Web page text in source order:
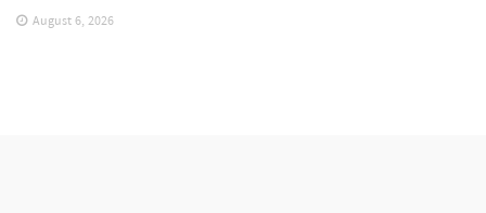
August 6, 2026